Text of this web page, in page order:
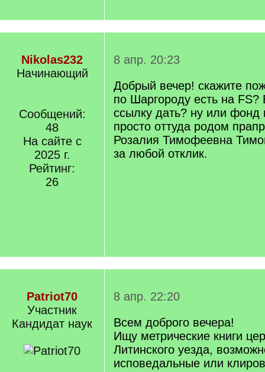
Nikolas232
Начинающий
Сообщений:
48
На сайте с
2025 г.
Рейтинг:
26
8 апр. 20:23
Добрый вечер! скажите
по Шаргороду есть на FS?
ссылку дать? ну или фонд
просто оттуда родом
Розалия Тимофеевна
за любой отклик.
Patriot70
Участник
Кандидат наук
8 апр. 22:20
Всем доброго вечера!
Ищу метрические книги
Литинского уезда,
исповедальные или